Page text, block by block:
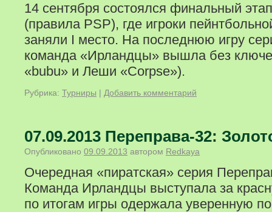
14 сентября состоялся финальный
(правила PSP), где игроки
заняли I место. На последнюю игру
команда «Ирландцы» вышла без
«bubu» и Леши «Corpse»).
Рубрика: Турниры | Добавить комментарий
07.09.2013 Переправа-32:
Опубликовано 09.09.2013 автором Redkaya
Очередная «пиратская» серия
Команда Ирландцы выступала за
по итогам игры одержала уверенную